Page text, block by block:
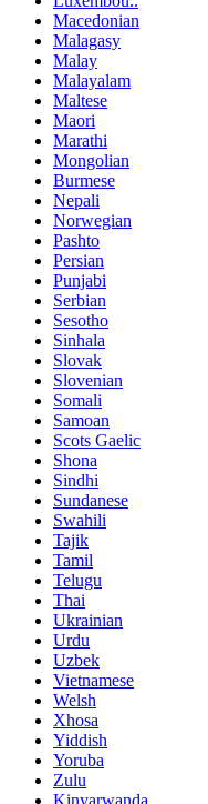
Macedonian
Malagasy
Malay
Malayalam
Maltese
Maori
Marathi
Mongolian
Burmese
Nepali
Norwegian
Pashto
Persian
Punjabi
Serbian
Sesotho
Sinhala
Slovak
Slovenian
Somali
Samoan
Scots Gaelic
Shona
Sindhi
Sundanese
Swahili
Tajik
Tamil
Telugu
Thai
Ukrainian
Urdu
Uzbek
Vietnamese
Welsh
Xhosa
Yiddish
Yoruba
Zulu
Kinyarwanda